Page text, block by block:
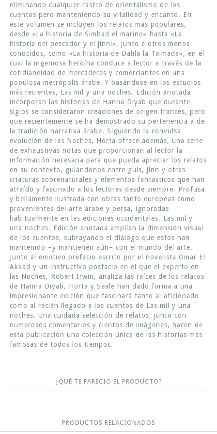
eliminando cualquier rastro de orientalismo de los
cuentos pero manteniendo su vitalidad y encanto. En
este volumen se incluyen los relatos más populares,
desde «La historia de Simbad el marino» hasta «La
historia del pescador y el jinni», junto a otros menos
conocidos, como «La historia de Dalila la Taimada», en el
cual la ingeniosa heroína conduce a lector a través de la
cotidianeidad de mercaderes y comerciantes en una
populosa metrópolis árabe. Y basándose en los estudios
más recientes, Las mil y una noches. Edición anotada
incorporan las historias de Hanna Diyab que durante
siglos se consideraron creaciones de origen francés, pero
que recientemente se ha demostrado su pertenencia a de
la tradición narrativa árabe. Siguiendo la convulsa
evolución de las Noches, Horta ofrece además, una serie
de exhaustivas notas que proporcionan al lector la
información necesaria para que pueda apreciar los relatos
en su contexto, guiándonos entre guls, jinn y otras
criaturas sobrenaturales y elementos fantásticos que han
atraído y fascinado a los lectores desde siempre. Profusa
y bellamente ilustrada con obras tanto europeas como
provenientes del arte árabe y persa, ignoradas
habitualmente en las ediciones occidentales, Las mil y
una noches. Edición anotada amplían la dimensión visual
de los cuentos, subrayando el diálogo que estos han
mantenido –y mantienen aún– con el mundo del arte.
Junto al emotivo prefacio escrito por el novelista Omar El
Akkad y un instructivo posfacio en el que el experto en
las Noches, Robert Irwin, analiza las raíces de los relatos
de Hanna Diyab, Horta y Seale han dado forma a una
impresionante edición que fascinará tanto al aficionado
como al recién llegado a los cuentos de Las mil y una
noches. Una cuidada selección de relatos, junto con
numerosos comentarios y cientos de imágenes, hacen de
esta publicación una colección única de las historias más
famosas de todos los tiempos.
¿QUÉ TE PARECIO EL PRODUCTO?
PRODUCTOS RELACIONADOS